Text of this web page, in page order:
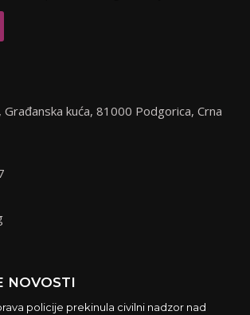
kuća, 81000 Podgorica, Crna
NOVOSTI
policije prekinula civilni nadzor nad